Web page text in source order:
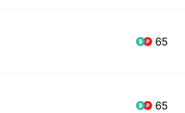
65
65